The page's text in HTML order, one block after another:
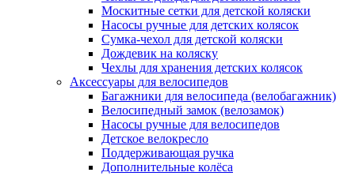
Москитные сетки для детской коляски
Насосы ручные для детских колясок
Сумка-чехол для детской коляски
Дождевик на коляску
Чехлы для хранения детских колясок
Аксессуары для велосипедов
Багажники для велосипеда (велобагажник)
Велосипедный замок (велозамок)
Насосы ручные для велосипедов
Детское велокресло
Поддерживающая ручка
Дополнительные колёса